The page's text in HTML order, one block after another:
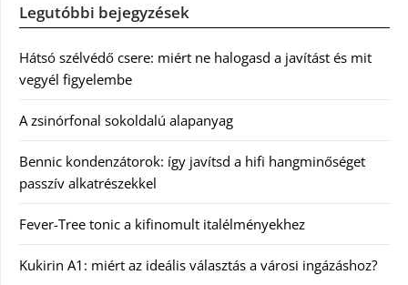
Legutóbbi bejegyzések
Hátsó szélvédő csere: miért ne halogasd a javítást és mit
vegyél figyelembe
A zsinórfonal sokoldalú alapanyag
Bennic kondenzátorok: így javítsd a hifi hangminőséget
passzív alkatrészekkel
Fever-Tree tonic a kifinomult italélményekhez
Kukirin A1: miért az ideális választás a városi ingázáshoz?